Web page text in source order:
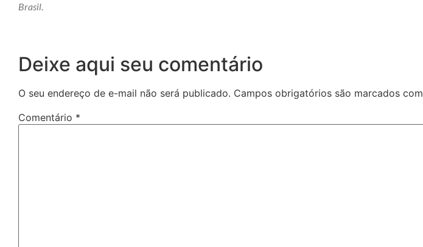
Brasil.
Deixe aqui seu comentário
O seu endereço de e-mail não será publicado. Campos obrigatórios são marcados com
Comentário *